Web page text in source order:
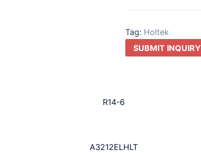
Tag: Holtek
SUBMIT INQUIRY
R14-6
A3212ELHLT